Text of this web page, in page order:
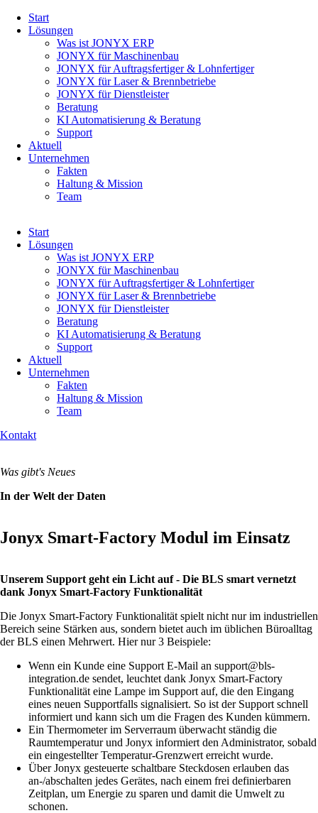
überspringen
Start
Lösungen
Was ist JONYX ERP
JONYX für Maschinenbau
JONYX für Auftragsfertiger & Lohnfertiger
JONYX für Laser & Brennbetriebe
JONYX für Dienstleister
Beratung
KI Automatisierung & Beratung
Support
Aktuell
Unternehmen
Fakten
Haltung & Mission
Team
überspringen
Start
Lösungen
Was ist JONYX ERP
JONYX für Maschinenbau
JONYX für Auftragsfertiger & Lohnfertiger
JONYX für Laser & Brennbetriebe
JONYX für Dienstleister
Beratung
KI Automatisierung & Beratung
Support
Aktuell
Unternehmen
Fakten
Haltung & Mission
Team
Kontakt
Was gibt's Neues
In der Welt der Daten
Jonyx Smart-Factory Modul im Einsatz
Unserem Support geht ein Licht auf - Die BLS smart vernetzt
dank Jonyx Smart-Factory Funktionalität
Die Jonyx Smart-Factory Funktionalität spielt nicht nur im industriellen
Bereich seine Stärken aus, sondern bietet auch im üblichen Büroalltag
der BLS einen Mehrwert. Hier nur 3 Beispiele:
Wenn ein Kunde eine Support E-Mail an support@bls-
integration.de sendet, leuchtet dank Jonyx Smart-Factory
Funktionalität eine Lampe im Support auf, die den Eingang
eines neuen Supportfalls signalisiert. So ist der Support schnell
informiert und kann sich um die Fragen des Kunden kümmern.
Ein Thermometer im Serverraum überwacht ständig die
Raumtemperatur und Jonyx informiert den Administrator, sobald
ein eingestellter Temperatur-Grenzwert erreicht wurde.
Über Jonyx gesteuerte schaltbare Steckdosen erlauben das
an-/abschalten jedes Gerätes, nach einem frei definierbaren
Zeitplan, um Energie zu sparen und damit die Umwelt zu
schonen.